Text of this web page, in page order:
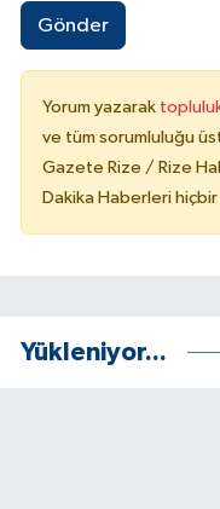
Gönder
Yorum yazarak topluluk
ve tüm sorumluluğu
Gazete Rize / Rize
Dakika Haberleri
Yükleniyor...